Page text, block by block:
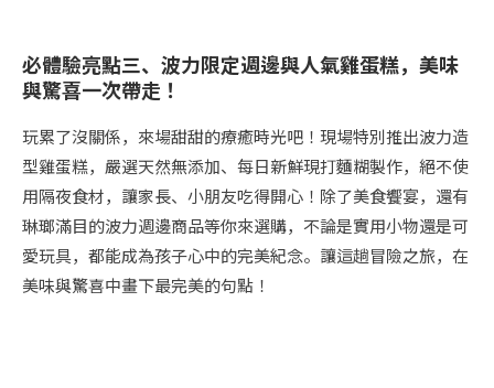
必體驗亮點三、波力限定週邊與人氣雞蛋糕，美味
與驚喜一次帶走！
玩累了沒關係，來場甜甜的療癒時光吧！現場特別推出波力造
型雞蛋糕，嚴選天然無添加、每日新鮮現打麵糊製作，絕不使
用隔夜食材，讓家長、小朋友吃得開心！除了美食饗宴，還有
琳瑯滿目的波力週邊商品等你來選購，不論是實用小物還是可
愛玩具，都能成為孩子心中的完美紀念。讓這趟冒險之旅，在
美味與驚喜中畫下最完美的句點！